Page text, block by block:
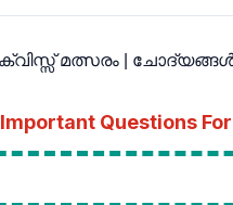
Important Questions